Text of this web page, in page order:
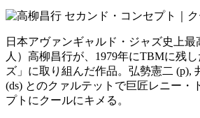
日本アヴァンギャルド・ジャズ史上
人）高柳昌行が、1979年にTBMに残
ズ」に取り組んだ作品。弘勢憲二 (p),
(ds) とのクァルテットで巨匠レニー・
プトにクールにキメる。